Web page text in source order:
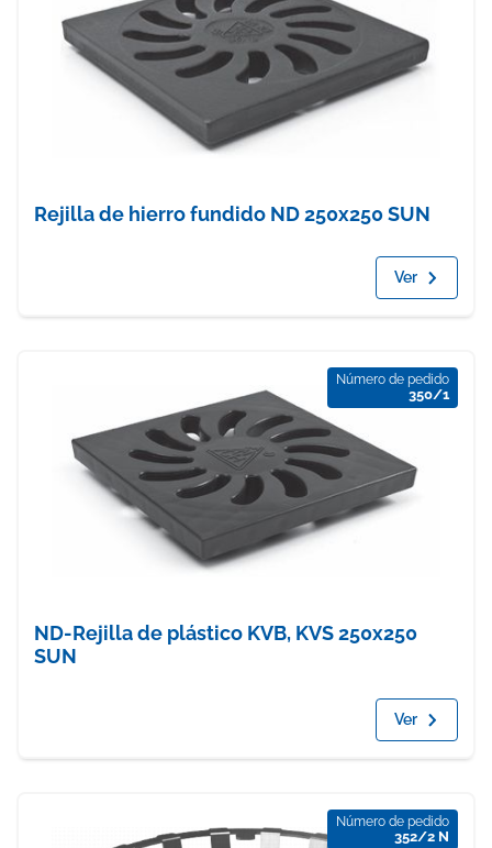
Rejilla de hierro fundido ND 250x250 SUN
Ver
Número de pedido
350/1
ND-Rejilla de plástico KVB, KVS 250x250
SUN
Ver
Número de pedido
352/2 N